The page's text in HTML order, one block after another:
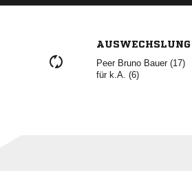
AUSWECHSLUNG
   
für k.A. (6)